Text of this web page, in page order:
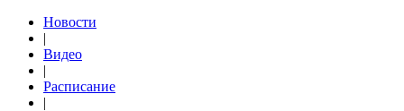
Новости
|
Видео
|
Расписание
|